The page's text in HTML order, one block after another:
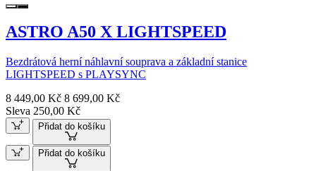
ASTRO A50 X LIGHTSPEED
Bezdrátová herní náhlavní souprava a základní stanice
LIGHTSPEED s PLAYSYNC
8 449,00 Kč 8 699,00 Kč
Sleva 250,00 Kč
Přidat do košíku
Přidat do košíku